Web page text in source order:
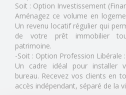
Soit : Option Investissement
Aménagez ce volume en
Un revenu locatif régulier qui
de votre prêt immobilier
patrimoine.
-Soit : Option Profession Libérale :
Un cadre idéal pour installer
bureau. Recevez vos clients en
accès indépendant, séparé de la